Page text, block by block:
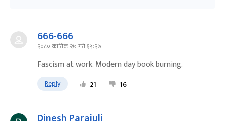
666-666
२०८० कात्तिक २७ गते १५:२७
Fascism at work. Modern day book burning.
Reply 21 16